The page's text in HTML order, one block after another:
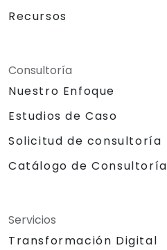
Recursos
Consultoría
Nuestro Enfoque
Estudios de Caso
Solicitud de consultoría
Catálogo de Consultoría
Servicios
Transformación Digital